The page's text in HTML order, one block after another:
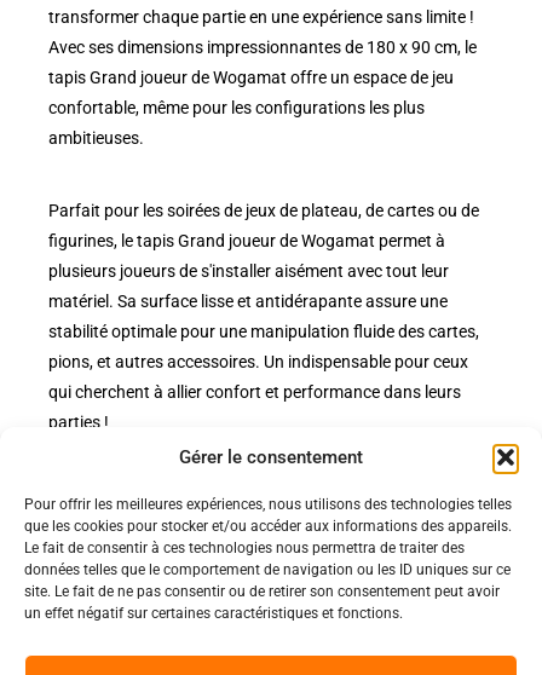
Gérer le consentement
Pour offrir les meilleures expériences, nous utilisons des technologies telles
que les cookies pour stocker et/ou accéder aux informations des appareils.
Le fait de consentir à ces technologies nous permettra de traiter des
données telles que le comportement de navigation ou les ID uniques sur ce
site. Le fait de ne pas consentir ou de retirer son consentement peut avoir
un effet négatif sur certaines caractéristiques et fonctions.
transformer chaque partie en une expérience sans limite !
Avec ses dimensions impressionnantes de 180 x 90 cm, le
tapis Grand joueur de Wogamat offre un espace de jeu
confortable, même pour les configurations les plus
ambitieuses.
Parfait pour les soirées de jeux de plateau, de cartes ou de
figurines, le tapis Grand joueur de Wogamat permet à
plusieurs joueurs de s'installer aisément avec tout leur
matériel. Sa surface lisse et antidérapante assure une
stabilité optimale pour une manipulation fluide des cartes,
pions, et autres accessoires. Un indispensable pour ceux
qui cherchent à allier confort et performance dans leurs
parties !
Nos pages
Nos évènements
Nous contacter
Politiques
Politique de confidentialité
Nos conditions de vente et livraison
Code de conduite